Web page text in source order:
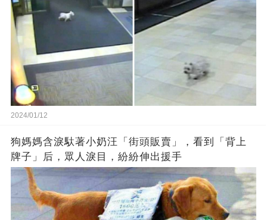
2024/01/12
狗媽媽含淚馱著小奶汪「街頭販賣」，看到「背上
牌子」后，眾人淚目，紛紛伸出援手